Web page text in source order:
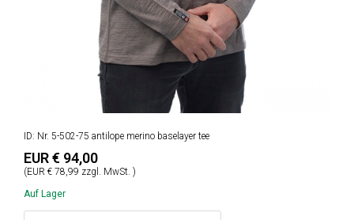
ID: Nr. 5-502-75 antilope merino baselayer tee
EUR € 94,00
(EUR € 78,99 zzgl. MwSt. )
Auf Lager